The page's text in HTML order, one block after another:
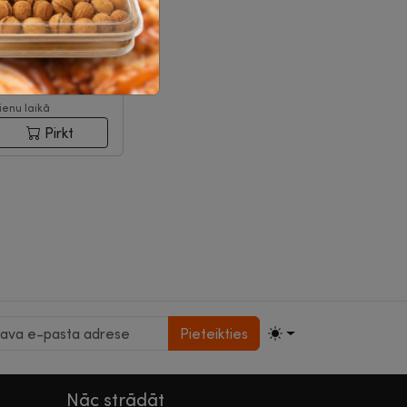
1054
bez PVN
Pasūti un saņem 9
laikā
Pirkt
Pieteikties
Nāc strādāt